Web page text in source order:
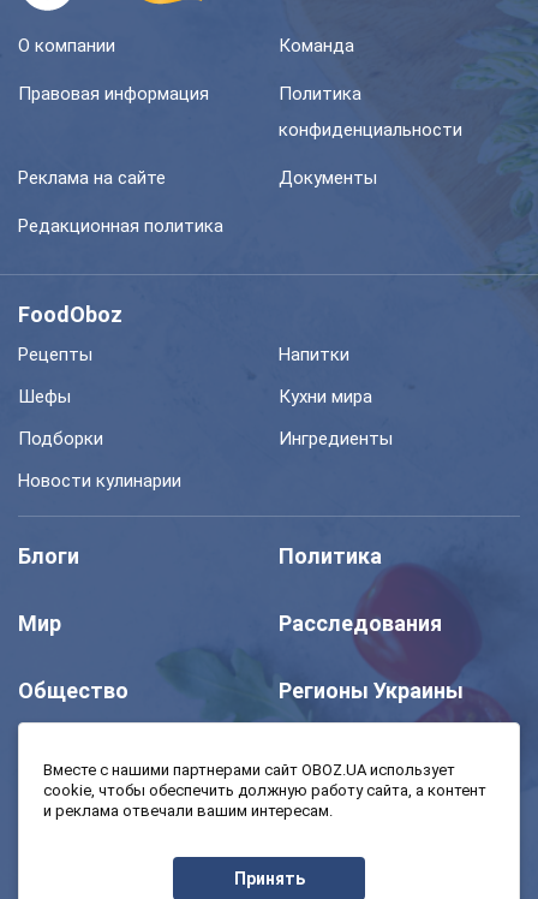
О компании Команда
Правовая информация
Политика
конфиденциальности
Реклама на сайте Документы
Редакционная политика
FoodOboz
Рецепты
Напитки
Шефы
Кухни мира
Подборки
Ингредиенты
Новости кулинарии
Блоги Политика
Мир Расследования
Общество Регионы Украины
Моя школа Авто
Экономика
Вместе с нашими партнерами сайт OBOZ.UA использует
cookie, чтобы обеспечить должную работу сайта, а контент
и реклама отвечали вашим интересам.
Принять